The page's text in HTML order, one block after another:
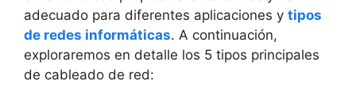
adecuado para diferentes aplicaciones y tipos
de redes informáticas. A continuación,
exploraremos en detalle los 5 tipos principales
de cableado de red: